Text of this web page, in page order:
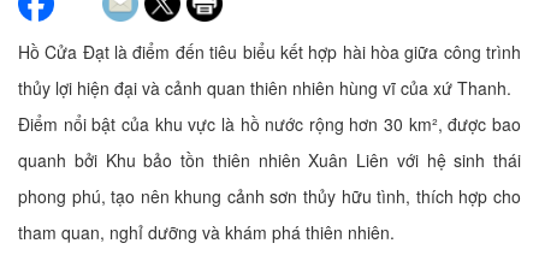
Hồ Cửa Đạt là điểm đến tiêu biểu kết hợp hài hòa giữa công trình
thủy lợi hiện đại và cảnh quan thiên nhiên hùng vĩ của xứ Thanh.
Điểm nổi bật của khu vực là hồ nước rộng hơn 30 km², được bao
quanh bởi Khu bảo tồn thiên nhiên Xuân Liên với hệ sinh thái
phong phú, tạo nên khung cảnh sơn thủy hữu tình, thích hợp cho
tham quan, nghỉ dưỡng và khám phá thiên nhiên.